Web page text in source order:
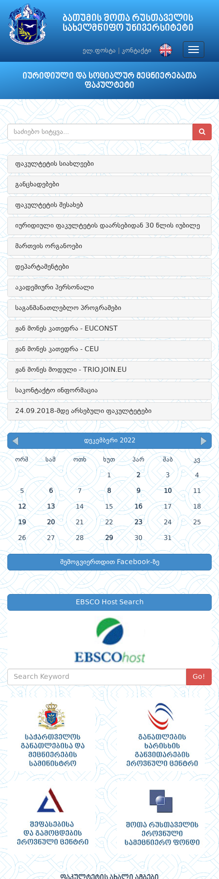
ბათუმის შოთა რუსთაველის
სახელმწიფო უნივერსიტეტი
ელ.ფოსტა კონტაქტი
Toggle
იურიდიული და სოციალურ მეცნიერებათა
ფაკულტეტი
ფაკულტეტის სიახლეები
განცხადებები
ფაკულტეტის შესახებ
იურიდიული ფაკულტეტის დაარსებიდან 30 წლის იუბილე
მართვის ორგანოები
დეპარტამენტები
აკადემიური პერსონალი
საგანმანათლებლო პროგრამები
ჟან მონეს კათედრა - EUCONST
ჟან მონეს კათედრა - CEU
ჟან მონეს მოდული - TRIO.JOIN.EU
საკონტაქტო ინფორმაცია
24.09.2018-მდე არსებული ფაკულტეტები
დეკემბერი 2022
ორშ სამ ოთხ ხუთ პარ შაბ კვ
1 2 3 4
5 6 7 8 9 10 11
12 13 14 15 16 17 18
19 20 21 22 23 24 25
26 27 28 29 30 31
შემოგვიერთდით Facebook-ზე
EBSCO Host Search
Go!